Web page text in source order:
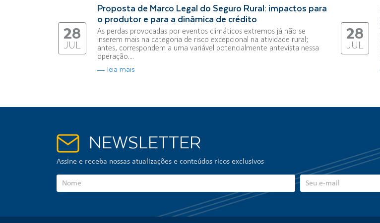
28
JUL
Proposta de Marco Legal do Seguro Rural: impactos para
o produtor e para a dinâmica de crédito
As perdas provocadas por eventos climáticos extremos já não se
inserem mais na categoria de risco excepcional na atividade rural;
antes, correspondem a uma variável potencialmente antevista nessa
operação....
leia mais
28
JUL
NEWSLETTER
Assine e receba nossas atualizações e conteúdos ricos exclusivos